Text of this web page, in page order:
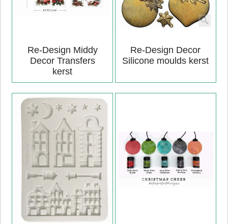
Re-Design Middy
Decor Transfers
kerst
Re-Design Decor
Silicone moulds kerst